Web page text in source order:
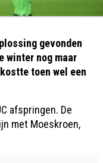
gevonden
winter nog maar
toen wel een
afspringen. De
met Moeskroen,